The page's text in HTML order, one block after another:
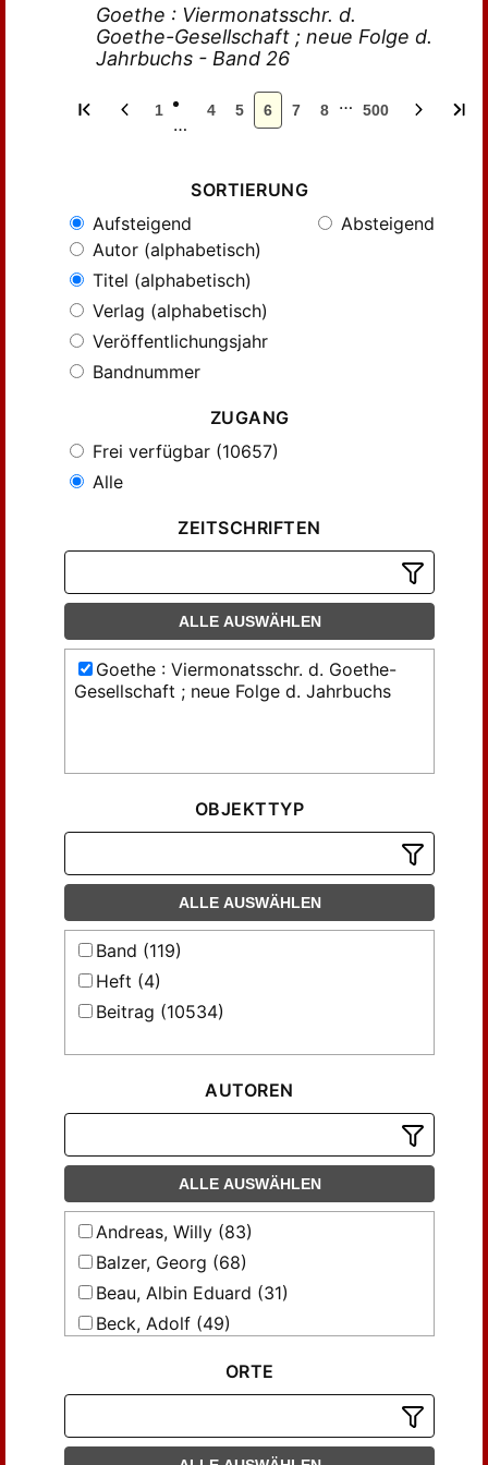
Goethe : Viermonatsschr. d.
Goethe-Gesellschaft ; neue Folge d.
Jahrbuchs - Band 26
1
…
4 5 6 7 8 … 500
SORTIERUNG
Aufsteigend
Absteigend
Autor (alphabetisch)
Titel (alphabetisch)
Verlag (alphabetisch)
Veröffentlichungsjahr
Bandnummer
ZUGANG
Frei verfügbar (10657)
Alle
ZEITSCHRIFTEN
ALLE AUSWÄHLEN
Goethe : Viermonatsschr. d. Goethe-
Gesellschaft ; neue Folge d. Jahrbuchs
OBJEKTTYP
ALLE AUSWÄHLEN
Band (119)
Heft (4)
Beitrag (10534)
AUTOREN
ALLE AUSWÄHLEN
Andreas, Willy (83)
Balzer, Georg (68)
Beau, Albin Eduard (31)
Beck, Adolf (49)
Benz, Richard (29)
Beutler, Ernst (77)
ORTE